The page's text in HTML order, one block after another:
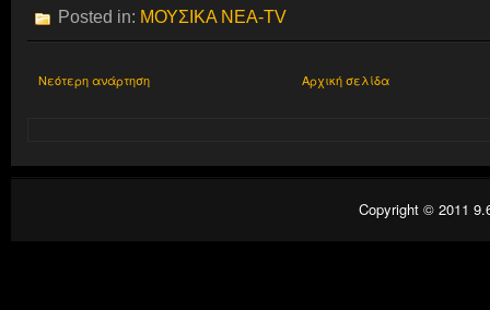
Posted in: ΜΟΥΣΙΚΑ ΝΕΑ-TV
Νεότερη ανάρτηση Αρχική σελίδα
Copyright © 2011